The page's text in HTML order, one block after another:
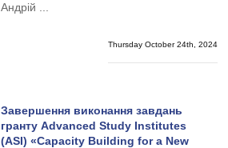
Андрій ...
Thursday October 24th, 2024
Завершення виконання завдань
гранту Advanced Study Institutes
(ASI) «Capacity Building for a New